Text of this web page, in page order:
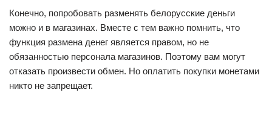
Конечно, попробовать разменять белорусские деньги
можно и в магазинах. Вместе с тем важно помнить, что
функция размена денег является правом, но не
обязанностью персонала магазинов. Поэтому вам могут
отказать произвести обмен. Но оплатить покупки монетами
никто не запрещает.